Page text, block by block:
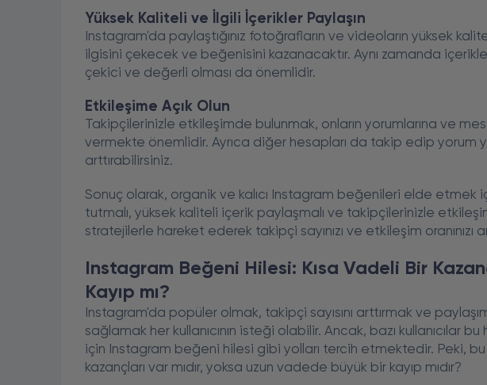
Yüksek Kaliteli ve İlgili İçerikler Paylaşın
Instagram'da paylaştığınız fotoğrafların ve videoların yüksek
ilgisini çekecek ve beğenisini kazanacaktır. Aynı zamanda
çekici ve değerli olması da önemlidir.
Etkileşime Açık Olun
Takipçilerinizle etkileşimde bulunmak, onların yorumlarına ve
vermekte önemlidir. Ayrıca diğer hesapları da takip edip yorum
arttırabilirsiniz.
Sonuç olarak, organik ve kalıcı Instagram beğenileri elde etmek
tutmalı, yüksek kaliteli içerik paylaşmalı ve takipçilerinizle
stratejilerle hareket ederek takipçi sayınızı ve etkileşim oranınızı
Instagram Beğeni Hilesi: Kısa Vadeli Bir
Kayıp mı?
Instagram'da popüler olmak, takipçi sayısını arttırmak ve
sağlamak her kullanıcının isteği olabilir. Ancak, bazı kullanıcılar
için Instagram beğeni hilesi gibi yolları tercih etmektedir. Peki, bu
kazançları var mıdır, yoksa uzun vadede büyük bir kayıp mıdır?